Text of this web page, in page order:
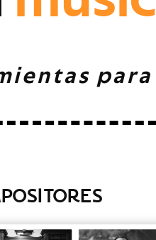
ientas para